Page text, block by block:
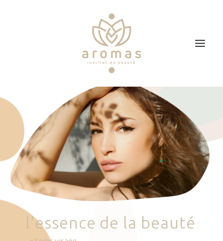
Soins
Je veux faire un bon cadeau
Plan d’accès
Prendre RDV
'essence de la beauté